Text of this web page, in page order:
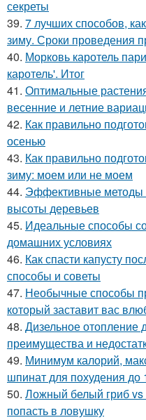
секреты
39. 7 лучших способов,
зиму. Сроки проведения
40. Морковь каротель
каротель'. Итог
41. Оптимальные
весенние и летние
42. Как правильно
осенью
43. Как правильно
зиму: моем или не моем
44. Эффективные методы
высоты деревьев
45. Идеальные способы
домашних условиях
46. Как спасти капусту
способы и советы
47. Необычные способы
который заставит вас
48. Дизельное отопление
преимущества и
49. Минимум калорий,
шпинат для похудения до
50. Ложный белый гриб vs
попасть в ловушку